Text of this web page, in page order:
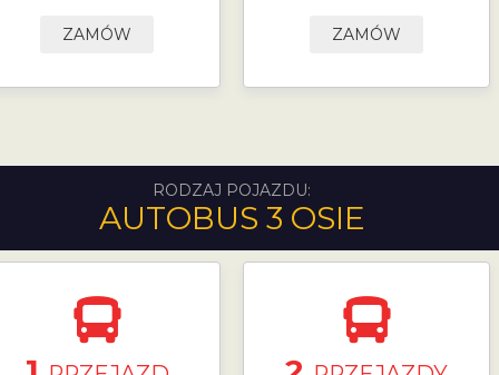
ZAMÓW ZAMÓW
RODZAJ POJAZDU:
AUTOBUS 3 OSIE